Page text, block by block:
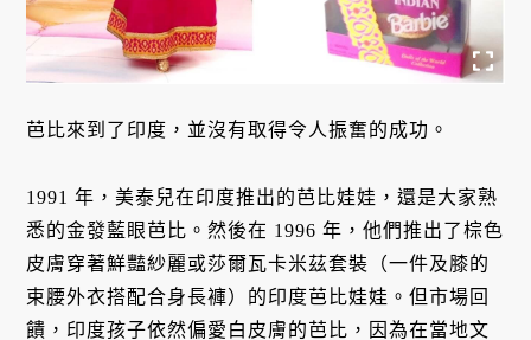
芭比來到了印度，並沒有取得令人振奮的成功。
1991 年，美泰兒在印度推出的芭比娃娃，還是大家熟
悉的金發藍眼芭比。然後在 1996 年，他們推出了棕色
皮膚穿著鮮豔紗麗或莎爾瓦卡米茲套裝（一件及膝的
束腰外衣搭配合身長褲）的印度芭比娃娃。但市場回
饋，印度孩子依然偏愛白皮膚的芭比，因為在當地文